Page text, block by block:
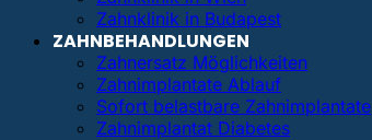
Zahnklinik in Budapest
ZAHNBEHANDLUNGEN
Zahnersatz Möglichkeiten
Zahnimplantate Ablauf
Sofort belastbare Zahnimplantate
Zahnimplantat Diabetes